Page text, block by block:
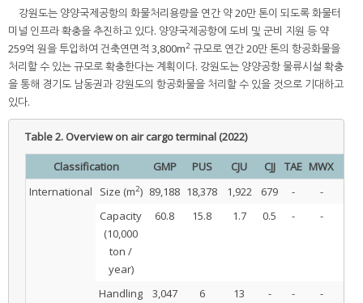
강원도는 양양국제공항의 화물처리용량을 연간 약 20만 톤이 되도록 화물터
미널 인프라 확충을 추진하고 있다. 양양국제공항에 도비 및 군비 지원 등 약
259억 원을 투입하여 건축연면적 3,800m2 규모로 연간 20만 톤의 항공화물을
처리할 수 있는 규모로 확충한다는 계획이다. 강원도는 양양공항 물류시설 확충
을 통해 경기도 남동권과 강원도의 항공화물을 처리할 수 있을 것으로 기대하고
있다.
Table 2. Overview on air cargo terminal (2022)
Classification GMP PUS CJU CJJ TAE MWX
International
Size (m2) 89,188 18,378 1,922 679 - -
Capacity
(10,000
ton /
year)
60.8 15.8 1.7 0.5 - -
Handling
3,047 6 13 - - -